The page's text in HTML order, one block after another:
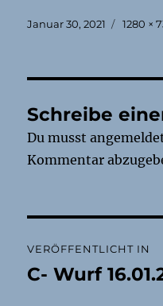
Veröffentlicht
Januar 30, 2021 1280 ×
Schreibe
Du musst
Kommentar
VERÖFFENTLICHT IN
C- Wurf